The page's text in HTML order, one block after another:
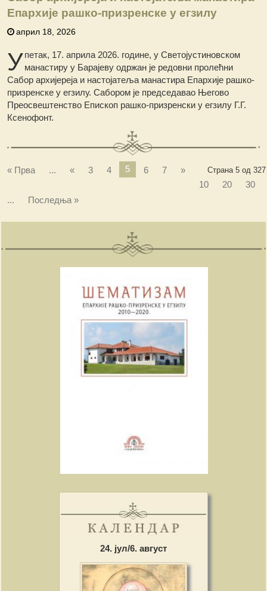
Епархије рашко-призренске у егзилу
април 18, 2026
Упетак, 17. априла 2026. године, у Светојустиновском
манастиру у Барајеву одржан је редовни пролећни
Сабор архијереја и настојатеља манастира Епархије рашко-
призренске у егзилу. Сабором је председавао Његово
Преосвештенство Епископ рашко-призренски у егзилу Г.Г.
Ксенофонт.
Страна 5 од 327
« Прва ... « 3 4 5 6 7
»
10
20
30
...
Последња »
24. јул/6. август